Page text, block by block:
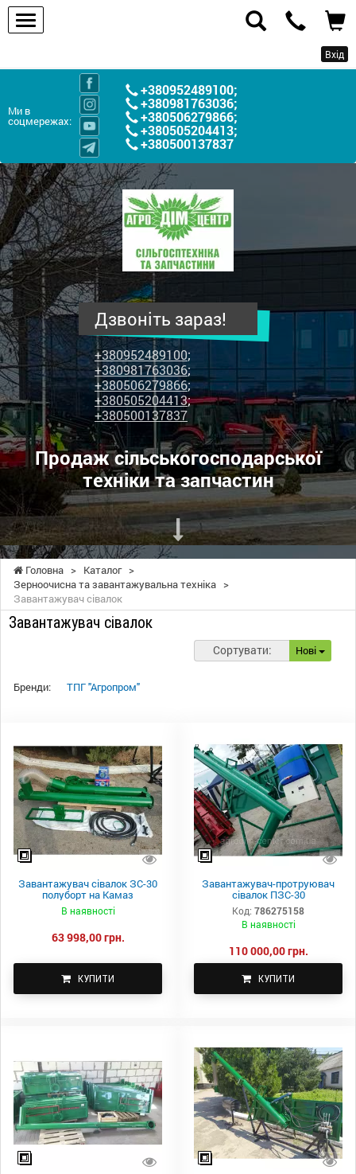
Вхід
Ми в
соцмережах:
+380952489100;
+380981763036;
+380506279866;
+380505204413;
+380500137837
ПП
"Агродім-
центр"
-
продаж
сільськогосподарської
техніки
та
запчастин
Дзвоніть зараз!
+380952489100;
+380981763036;
+380506279866;
+380505204413;
+380500137837
Продаж сільськогосподарської
техніки та запчастин
Головна > Каталог >
Зерноочисна та завантажувальна техніка >
Завантажувач сівалок
Завантажувач сівалок
Сортувати: Нові
Бренди: ТПГ "Агропром"
Завантажувач сівалок ЗС-30
полуборт на Камаз
В наявності
63 998,00 грн.
КУПИТИ
Завантажувач-протруювач
сівалок ПЗС-30
Код: 786275158
В наявності
110 000,00 грн.
КУПИТИ